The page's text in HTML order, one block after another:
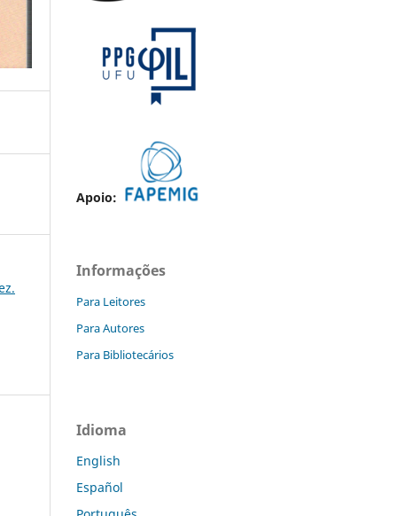
Apoio:
Informações
Para Leitores
Para Autores
Para Bibliotecários
Idioma
English
Español